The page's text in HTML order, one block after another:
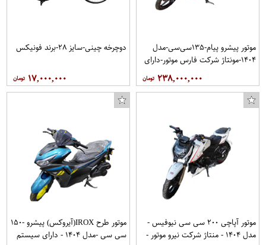
موتور پیشرو پیام-۱۳۵سی‌سی-مدل
۱۴۰۴-مونتاژ شرکت فارس موتور-دارای
۲۳۸,۰۰۰,۰۰۰
دوچرخه چینی-سایز ۲۸-برند فونیکس
۱۷,۰۰۰,۰۰۰
موتور آپاچی ۲۰۰ سی سی نیوفیس -
مدل ۱۴۰۴ - منتاژ شرکت نیرو موتور -
موتور طرح IROX(آیروکس) پیشرو -۱۵۰
سی سی -مدل ۱۴۰۴ - دارای سیستم